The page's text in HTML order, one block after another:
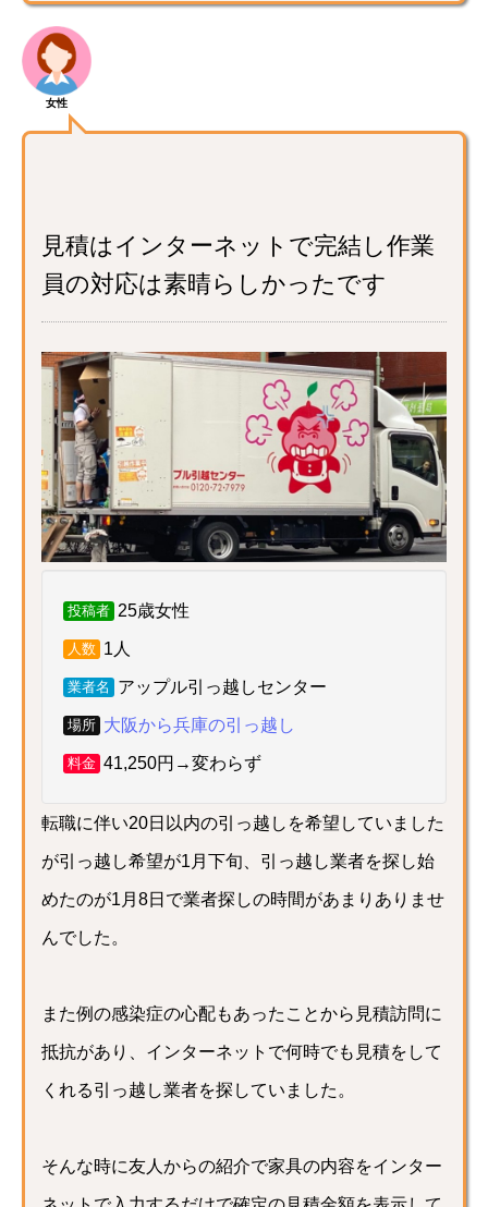
女性
見積はインターネットで完結し作業
員の対応は素晴らしかったです
投稿者 25歳女性
人数 1人
業者名 アップル引っ越しセンター
場所 大阪から兵庫の引っ越し
料金 41,250円→変わらず
転職に伴い20日以内の引っ越しを希望していました
が引っ越し希望が1月下旬、引っ越し業者を探し始
めたのが1月8日で業者探しの時間があまりありませ
んでした。
また例の感染症の心配もあったことから見積訪問に
抵抗があり、インターネットで何時でも見積をして
くれる引っ越し業者を探していました。
そんな時に友人からの紹介で家具の内容をインター